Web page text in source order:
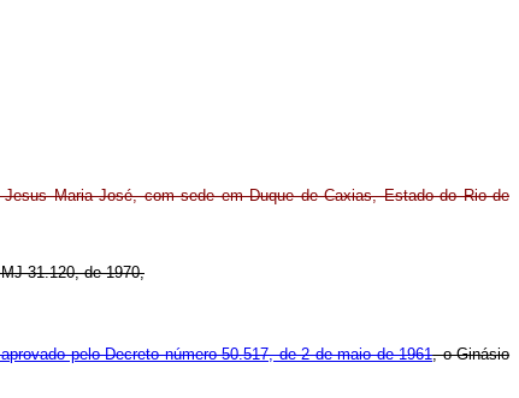
Maria José, com sede em Duque de Caxias, Estado do Rio de
31.120, de 1970,
pelo Decreto número 50.517, de 2 de maio de 1961, o Ginásio